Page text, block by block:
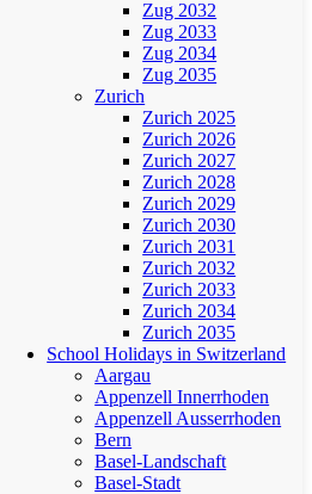
Zug 2032
Zug 2033
Zug 2034
Zug 2035
Zurich
Zurich 2025
Zurich 2026
Zurich 2027
Zurich 2028
Zurich 2029
Zurich 2030
Zurich 2031
Zurich 2032
Zurich 2033
Zurich 2034
Zurich 2035
School Holidays in Switzerland
Aargau
Appenzell Innerrhoden
Appenzell Ausserrhoden
Bern
Basel-Landschaft
Basel-Stadt